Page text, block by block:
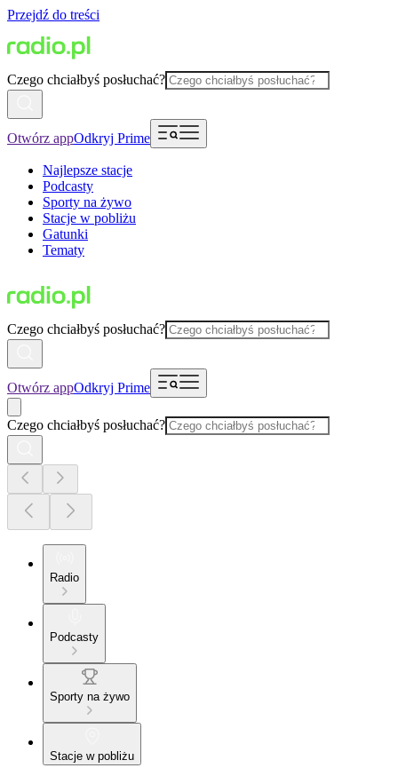
Przejdź do treści
Czego chciałbyś posłuchać?
Otwórz appOdkryj Prime
Najlepsze stacje
Podcasty
Sporty na żywo
Stacje w pobliżu
Gatunki
Tematy
Czego chciałbyś posłuchać?
Otwórz appOdkryj Prime
Czego chciałbyś posłuchać?
Radio
Podcasty
Sporty na żywo
Stacje w pobliżu